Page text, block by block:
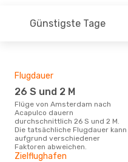
Günstigste Tage
Flugdauer
26 S und 2 M
Flüge von Amsterdam nach
Acapulco dauern
durchschnittlich 26 S und 2 M.
Die tatsächliche Flugdauer kann
aufgrund verschiedener
Faktoren abweichen.
Zielflughafen